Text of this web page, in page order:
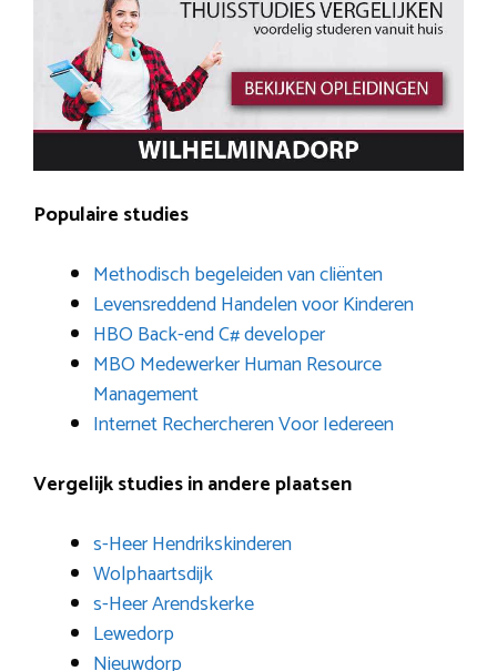
Populaire studies
Methodisch begeleiden van cliënten
Levensreddend Handelen voor Kinderen
HBO Back-end C# developer
MBO Medewerker Human Resource
Management
Internet Rechercheren Voor Iedereen
Vergelijk studies in andere plaatsen
s-Heer Hendrikskinderen
Wolphaartsdijk
s-Heer Arendskerke
Lewedorp
Nieuwdorp